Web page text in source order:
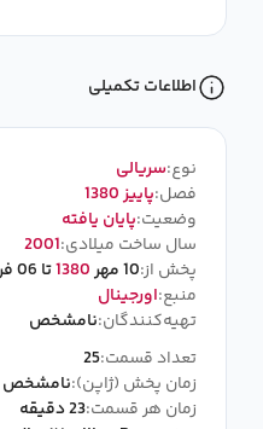
اطلاعات تکمیلی
نوع:سریالی
فصل:پاییز 1380
وضعیت:پایان یافته
سال ساخت میلادی:2001
پخش از:10 مهر 1380تا 06 فروردین
منبع:اورجینال
تهیه‌کنندگان:نامشخص
تعداد قسمت:25
زمان پخش (ژاپن):نامشخص
زمان هر قسمت:23 دقیقه